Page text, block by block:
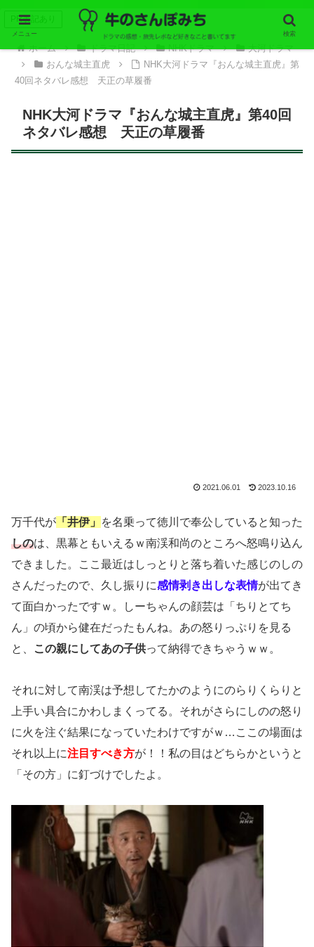
PR表記あり
ホーム ドラマ日記 NHKドラマ
大河ドラマ
おんな城主直虎
NHK大河ドラマ『おんな城主直虎』第
40回ネタバレ感想 天正の草履番
NHK大河ドラマ『おんな城主直虎』第40回
ネタバレ感想 天正の草履番
2021.06.01 2023.10.16
万千代が 「井伊」
を名乗って徳川で奉公していると知った
しのは、黒幕ともいえるｗ南渓和尚のところへ怒鳴り込ん
できました。ここ最近はしっとりと落ち着いた感じのしの
さんだったので、久し振りに感情剥き出しな表情が出てき
て面白かったですｗ。しーちゃんの顔芸は「ちりとてち
ん」の頃から健在だったもんね。あの怒りっぷりを見る
と、
この親にしてあの子供って納得できちゃうｗｗ。
それに対して南渓は予想してたかのようにのらりくらりと
上手い具合にかわしまくってる。それがさらにしのの怒り
に火を注ぐ結果になっていたわけですがｗ…ここの場面は
それ以上に注目すべき方が！！私の目はどちらかというと
「その方」に釘づけでしたよ。
メニュー 検索